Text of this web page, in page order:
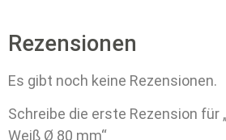
Rezensionen
Es gibt noch keine Rezensionen.
Schreibe die erste Rezension für
Weiß Ø 80 mm“